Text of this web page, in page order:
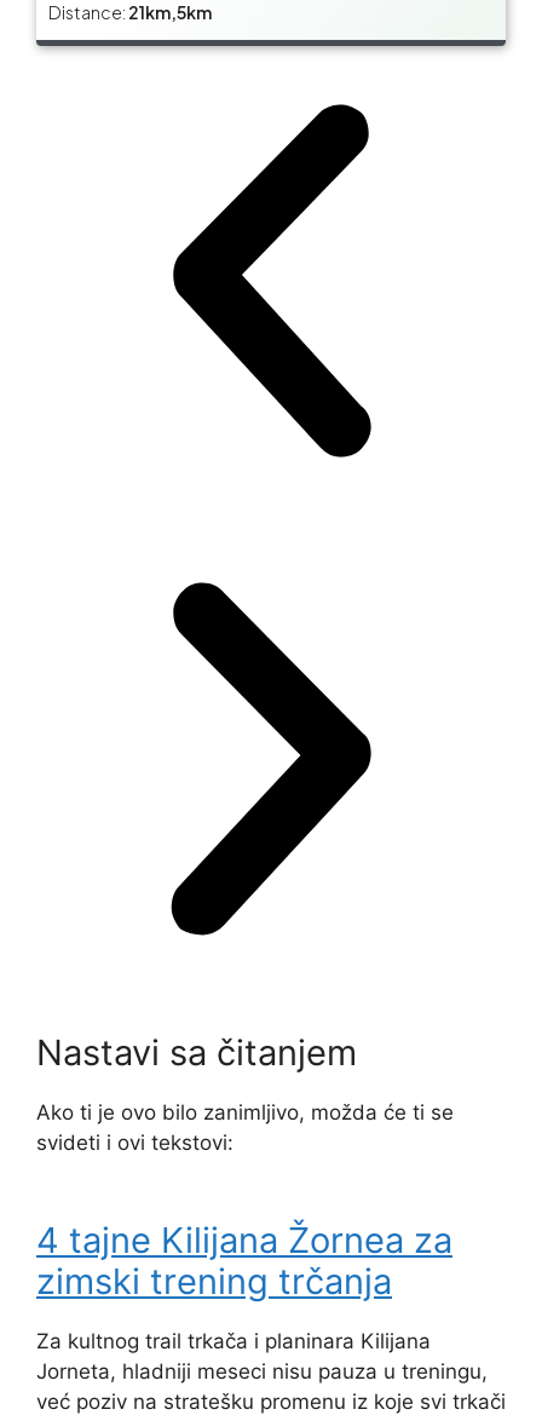
Distance: 21km,5km
Nastavi sa čitanjem
Ako ti je ovo bilo zanimljivo, možda će ti se
svideti i ovi tekstovi:
4 tajne Kilijana Žornea za
zimski trening trčanja
Za kultnog trail trkača i planinara Kilijana
Jorneta, hladniji meseci nisu pauza u treningu,
već poziv na stratešku promenu iz koje svi trkači